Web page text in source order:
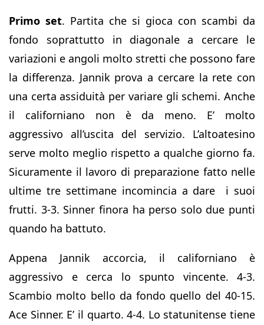
Primo set. Partita che si gioca con scambi da
fondo soprattutto in diagonale a cercare le
variazioni e angoli molto stretti che possono fare
la differenza. Jannik prova a cercare la rete con
una certa assiduità per variare gli schemi. Anche
il californiano non è da meno. E’ molto
aggressivo all’uscita del servizio. L’altoatesino
serve molto meglio rispetto a qualche giorno fa.
Sicuramente il lavoro di preparazione fatto nelle
ultime tre settimane incomincia a dare i suoi
frutti. 3-3. Sinner finora ha perso solo due punti
quando ha battuto.
Appena Jannik accorcia, il californiano è
aggressivo e cerca lo spunto vincente. 4-3.
Scambio molto bello da fondo quello del 40-15.
Ace Sinner. E’ il quarto. 4-4. Lo statunitense tiene